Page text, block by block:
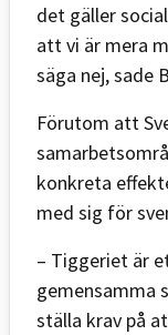
det gäller
att vi är mera
säga nej, sade
Förutom att
konkreta
med sig för
– Tiggeriet är
gemensamma
ställa krav på